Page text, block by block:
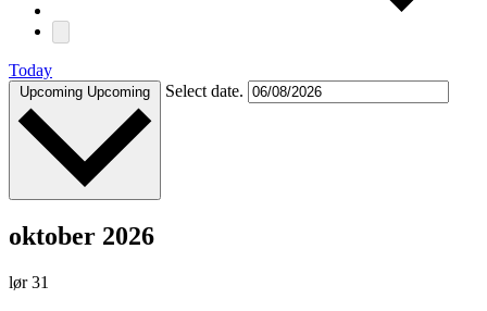
Today
Upcoming Upcoming Select date.
oktober 2026
lør31